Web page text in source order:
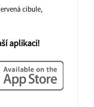
cibule,
aplikaci!